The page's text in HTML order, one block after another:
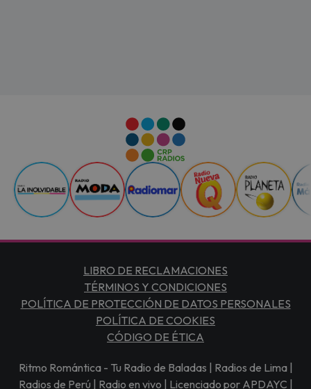
LIBRO DE RECLAMACIONES
TÉRMINOS Y CONDICIONES
POLÍTICA DE PROTECCIÓN DE DATOS PERSONALES
POLÍTICA DE COOKIES
CÓDIGO DE ÉTICA
Ritmo Romántica - Tu Radio de Baladas | Radios de Lima |
Radios de Perú | Radio en vivo | Licenciado por APDAYC |